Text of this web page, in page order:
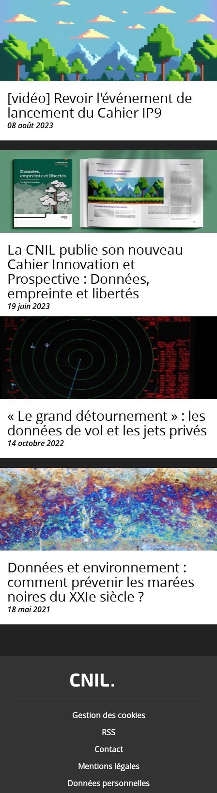
[vidéo] Revoir l'événement de
lancement du Cahier IP9
08 août 2023
La CNIL publie son nouveau
Cahier Innovation et
Prospective : Données,
empreinte et libertés
19 juin 2023
« Le grand détournement » : les
données de vol et les jets privés
14 octobre 2022
Données et environnement :
comment prévenir les marées
noires du XXIe siècle ?
18 mai 2021
Image
Gestion des cookies
RSS
Contact
Mentions légales
Données personnelles